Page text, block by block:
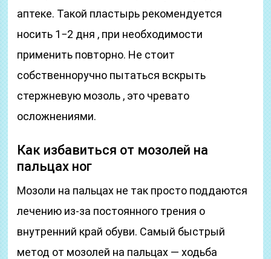
аптеке. Такой пластырь рекомендуется
носить 1−2 дня , при необходимости
применить повторно. Не стоит
собственноручно пытаться вскрыть
стержневую мозоль , это чревато
осложнениями.
Как избавиться от мозолей на
пальцах ног
Мозоли на пальцах не так просто поддаются
лечению из-за постоянного трения о
внутренний край обуви. Самый быстрый
метод от мозолей на пальцах — ходьба